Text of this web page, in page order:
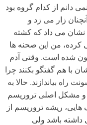
دانم از کدام گروه بود
زار می زد و
می داد که کشته
کرده، من این صحنه ها
خون شده است. وقتی آدم
با هم گفتگو بکنند چرا
راه بیاندازند. حالا به
و مشکل اصلی تروریسم
ریشه تروریسم از
باشد ولی